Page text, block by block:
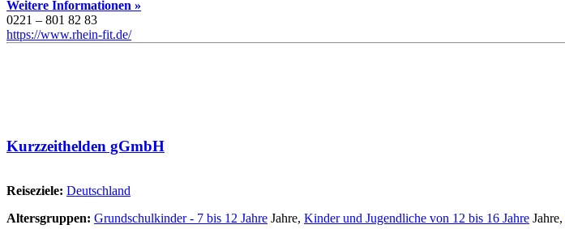
Weitere Informationen »
0221 – 801 82 83
https://www.rhein-fit.de/
Kurzzeithelden gGmbH
Reiseziele: Deutschland
Altersgruppen: Grundschulkinder - 7 bis 12 Jahre Jahre, Kinder und Jugendliche von 12 bis 16 Jahre Jahre,